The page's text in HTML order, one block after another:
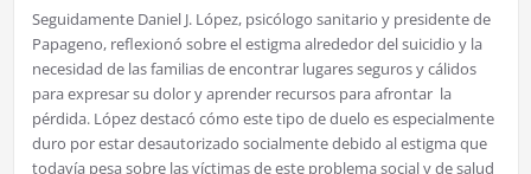
Seguidamente Daniel J. López, psicólogo sanitario y presidente de
Papageno, reflexionó sobre el estigma alrededor del suicidio y la
necesidad de las familias de encontrar lugares seguros y cálidos
para expresar su dolor y aprender recursos para afrontar la
pérdida. López destacó cómo este tipo de duelo es especialmente
duro por estar desautorizado socialmente debido al estigma que
todavía pesa sobre las víctimas de este problema social y de salud